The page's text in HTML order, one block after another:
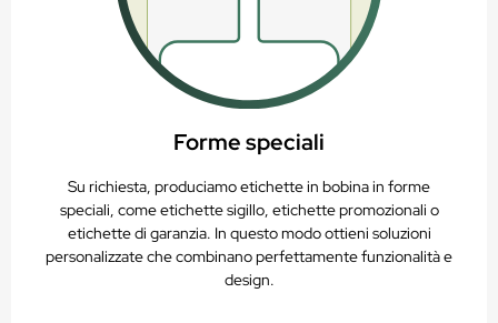
Forme speciali
Su richiesta, produciamo etichette in bobina in forme
speciali, come etichette sigillo, etichette promozionali o
etichette di garanzia. In questo modo ottieni soluzioni
personalizzate che combinano perfettamente funzionalità e
design.